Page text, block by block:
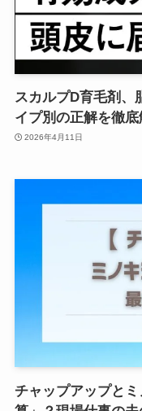
スカルプD育毛剤、
イプ別の正解を徹底
2026年4月11日
チャップアップと